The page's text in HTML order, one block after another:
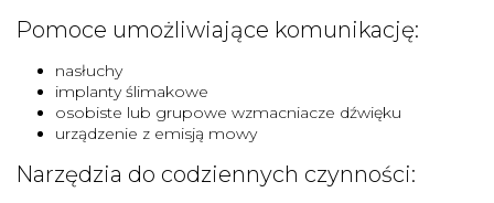
Pomoce umożliwiające komunikację:
nasłuchy
implanty ślimakowe
osobiste lub grupowe wzmacniacze dźwięku
urządzenie z emisją mowy
Narzędzia do codziennych czynności: